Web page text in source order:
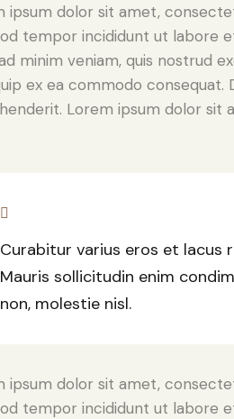
ipsum dolor sit amet,
tempor incididunt ut labore
minim veniam, quis nostrud
ex ea commodo consequat.
Lorem ipsum dolor sit
Curabitur varius eros et lacus
Mauris sollicitudin enim
non, molestie nisl.
ipsum dolor sit amet,
tempor incididunt ut labore